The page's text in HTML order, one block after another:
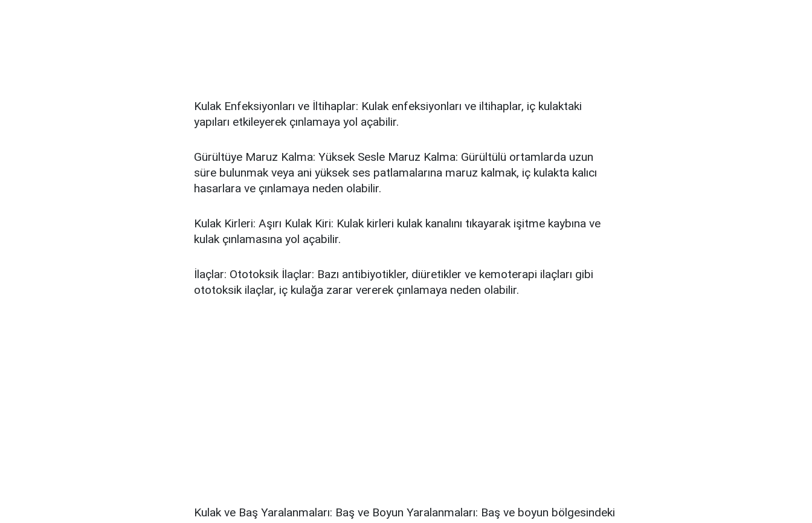
Kulak Enfeksiyonları ve İltihaplar: Kulak enfeksiyonları ve iltihaplar, iç kulaktaki
yapıları etkileyerek çınlamaya yol açabilir.
Gürültüye Maruz Kalma: Yüksek Sesle Maruz Kalma: Gürültülü ortamlarda uzun
süre bulunmak veya ani yüksek ses patlamalarına maruz kalmak, iç kulakta kalıcı
hasarlara ve çınlamaya neden olabilir.
Kulak Kirleri: Aşırı Kulak Kiri: Kulak kirleri kulak kanalını tıkayarak işitme kaybına ve
kulak çınlamasına yol açabilir.
İlaçlar: Ototoksik İlaçlar: Bazı antibiyotikler, diüretikler ve kemoterapi ilaçları gibi
ototoksik ilaçlar, iç kulağa zarar vererek çınlamaya neden olabilir.
Kulak ve Baş Yaralanmaları: Baş ve Boyun Yaralanmaları: Baş ve boyun bölgesindeki